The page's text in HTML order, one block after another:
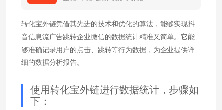
转化宝外链凭借其先进的技术和优化的算法，能够实现抖
音信息流广告跳转企业微信的数据统计精准又简单。它能
够准确记录用户的点击、跳转等行为数据，为企业提供详
细的数据分析报告。
使用转化宝外链进行数据统计，步骤如
下：